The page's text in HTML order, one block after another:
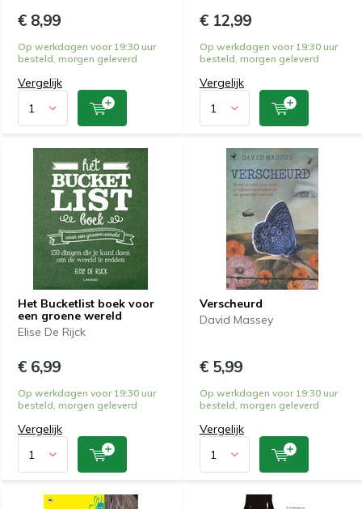
€ 8,99
Op werkdagen voor 19:30 uur
besteld, morgen geleverd
Vergelijk
€ 12,99
Op werkdagen voor 19:30 uur
besteld, morgen geleverd
Vergelijk
Het Bucketlist boek voor
een groene wereld
Elise De Rijck
€ 6,99
Op werkdagen voor 19:30 uur
besteld, morgen geleverd
Vergelijk
Verscheurd
David Massey
€ 5,99
Op werkdagen voor 19:30 uur
besteld, morgen geleverd
Vergelijk